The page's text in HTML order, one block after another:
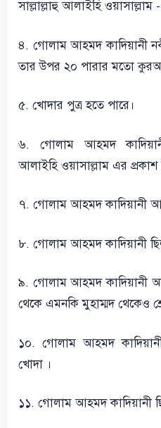
সাল্লাল্লাহু আলাইহি
৪. গোলাম আহমদ কাদিয়ানী
তার উপর ২০ পারার মতো
৫. খোদার পুত্র হতে পারে।
৬. গোলাম আহমদ
আলাইহি ওয়াসাল্লাম এর প্রকাশ
৭. গোলাম আহমদ কাদিয়ানী
৮. গোলাম আহমদ কাদিয়ানী
৯. গোলাম আহমদ কাদিয়ানী
থেকে এমনকি মুহাম্মদ থেকেও
১০. গোলাম আহমদ
খোদা ।
১১. গোলাম আহমদ কাদিয়ানী